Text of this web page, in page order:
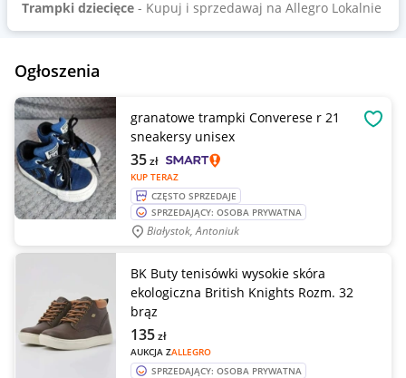
Trampki dziecięce - Kupuj i sprzedawaj na Allegro Lokalnie
Ogłoszenia
granatowe trampki Converese r 21
sneakersy unisex
KUP TERAZ
35zł
CZĘSTO SPRZEDAJE
SPRZEDAJĄCY: OSOBA PRYWATNA
Białystok, Antoniuk
BK Buty tenisówki wysokie skóra
ekologiczna British Knights Rozm. 32
brąz
AUKCJA ZALLEGRO
135zł
SPRZEDAJĄCY: OSOBA PRYWATNA